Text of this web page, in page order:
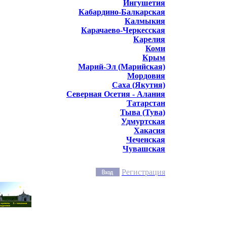
Ингушетия
Кабардино-Балкарская
Калмыкия
Карачаево-Черкесская
Карелия
Коми
Крым
Марий-Эл (Марийская)
Мордовия
Саха (Якутия)
Северная Осетия - Алания
Татарстан
Тыва (Тува)
Удмуртская
Хакасия
Чеченская
Чувашская
Регистрация